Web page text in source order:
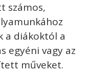
számos,
a diákoktól a
egyéni vagy az
műveket.